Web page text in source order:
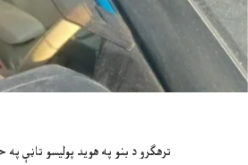
ترهګرو د بنو په هوید پولیسو تاڼې